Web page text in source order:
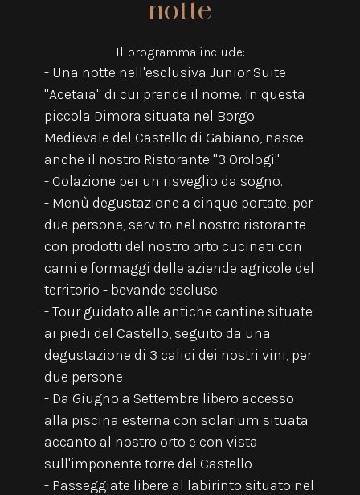
notte
Il programma include:
- Una notte nell'esclusiva Junior Suite
"Acetaia" di cui prende il nome. In questa
piccola Dimora situata nel Borgo
Medievale del Castello di Gabiano, nasce
anche il nostro Ristorante "3 Orologi"
- Colazione per un risveglio da sogno.
- Menù degustazione a cinque portate, per
due persone, servito nel nostro ristorante
con prodotti del nostro orto cucinati con
carni e formaggi delle aziende agricole del
territorio - bevande escluse
- Tour guidato alle antiche cantine situate
ai piedi del Castello, seguito da una
degustazione di 3 calici dei nostri vini, per
due persone
- Da Giugno a Settembre libero accesso
alla piscina esterna con solarium situata
accanto al nostro orto e con vista
sull'imponente torre del Castello
- Passeggiate libere al labirinto situato nel